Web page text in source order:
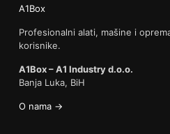
A1Box
Profesionalni alati, mašine i
korisnike.
A1Box – A1 Industry d.o.o.
Banja Luka, BiH
O nama →